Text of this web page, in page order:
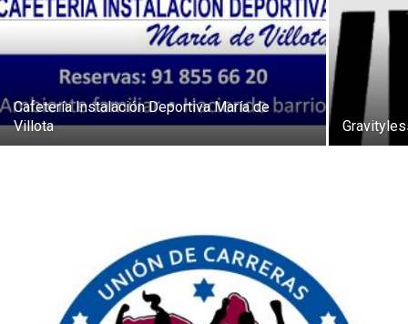
Cafetería Instalación Deportiva María de
Villota